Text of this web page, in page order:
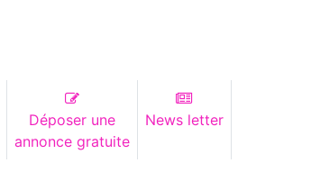
Déposer une
annonce gratuite
News letter